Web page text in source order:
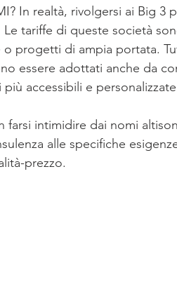
In realtà, rivolgersi ai Big 3
Le tariffe di queste società
o progetti di ampia portata.
essere adottati anche da
accessibili e
intimidire dai nomi
alle specifiche
prezzo.